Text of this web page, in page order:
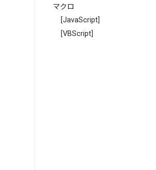
マクロ
[JavaScript]
[VBScript]